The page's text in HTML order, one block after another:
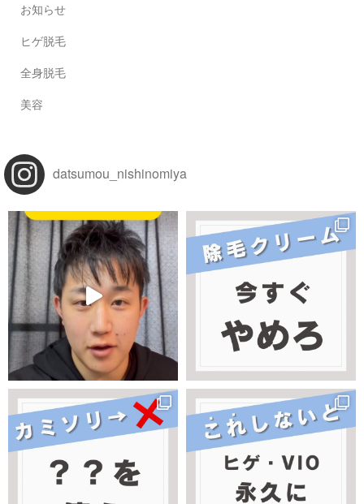
お知らせ
ヒゲ脱毛
全身脱毛
美容
datsumou_nishinomiya